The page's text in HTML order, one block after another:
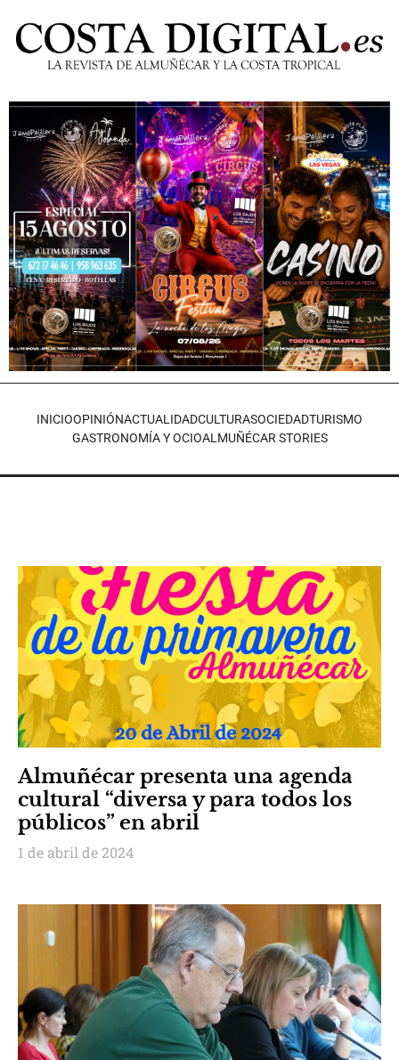
INICIOOPINIÓNACTUALIDADCULTURASOCIEDADTURISMO
GASTRONOMÍA Y OCIOALMUÑÉCAR STORIES
Almuñécar presenta una agenda
cultural “diversa y para todos los
públicos” en abril
1 de abril de 2024